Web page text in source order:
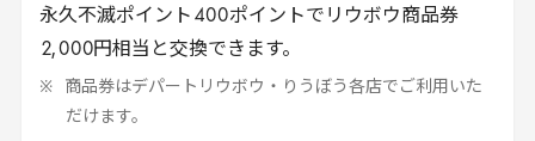
永久不滅ポイント 400ポイントでリウボウ商品券
2,000円相当と交換できます。
商品券はデパートリウボウ・りうぼう各店でご利用いた
だけます。